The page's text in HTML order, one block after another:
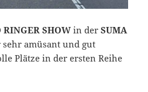
RINGER SHOWin derSUMA
amüsant und gut
Plätze in der ersten Reihe